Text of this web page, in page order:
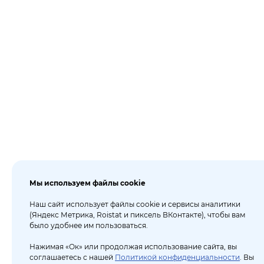
Мы используем файлы cookie
Наш сайт использует файлы cookie и сервисы аналитики
(Яндекс Метрика, Roistat и пиксель ВКонтакте), чтобы вам
было удобнее им пользоваться.
Нажимая «Ок» или продолжая использование сайта, вы
соглашаетесь с нашей Политикой конфиденциальности. Вы